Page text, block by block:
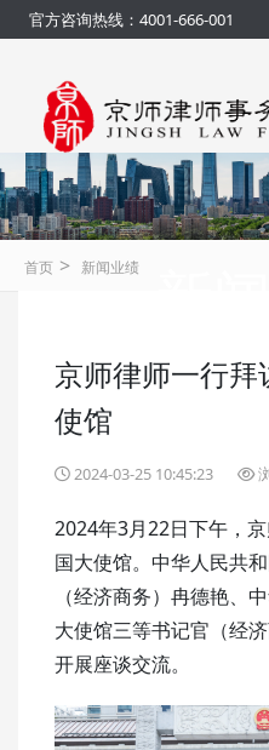
官方咨询热线：4001-666-001
官方 咨询热线
首页 > 新闻业绩
京师律师一行
使馆
2024-03-25 10:45:23
2024年3月22日下午，
国大使馆。中华人民共
（经济商务）冉德艳、
大使馆三等书记官（经
开展座谈交流。